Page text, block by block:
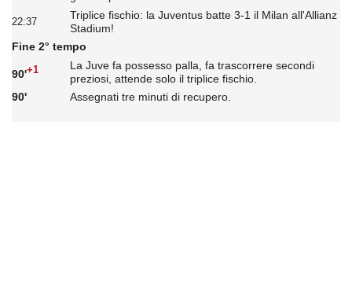
22:37
Triplice fischio: la Juventus batte 3-1 il Milan all'Allianz
Stadium!
Fine 2° tempo
90'+1
La Juve fa possesso palla, fa trascorrere secondi
preziosi, attende solo il triplice fischio.
90'
Assegnati tre minuti di recupero.